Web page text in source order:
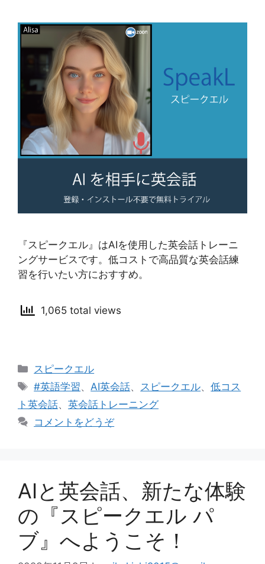
『スピークエル』はAIを使用した英会話トレーニ
ングサービスです。低コストで高品質な英会話練
習を行いたい方におすすめ。
1,065 total views
カ
テ
ゴ
リ
ー
スピークエル
タ
グ
#英語学習、 AI英会話、 スピークエル、低コス
ト英会話、 英会話トレーニング
コメントをどうぞ
AIと英会話、新たな体験
の『スピークエル パ
ブ』へようこそ！